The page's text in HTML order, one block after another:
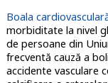
Boala
morbiditate la nivel
de persoane din
frecventă cauză a
accidente vasculare